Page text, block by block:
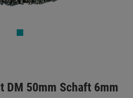
DM 50mm Schaft 6mm